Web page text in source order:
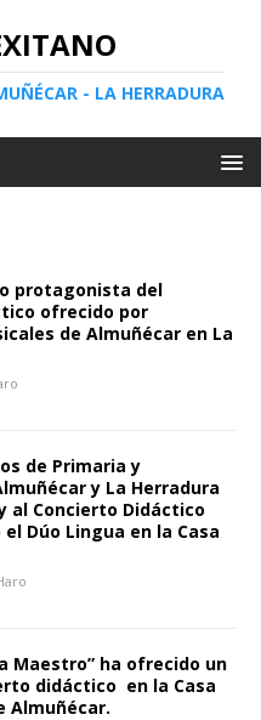
- LA HERRADURA
protagonista del
ofrecido por
de Almuñécar en La
de Primaria y
y La Herradura
al Concierto Didáctico
Dúo Lingua en la Casa
Maestro” ha ofrecido un
didáctico en la Casa
Almuñécar.